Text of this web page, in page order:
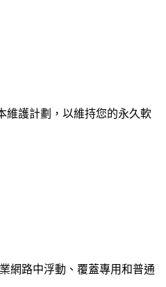
維護計劃，以維持您的永久軟
網路中浮動、覆蓋專用和普通